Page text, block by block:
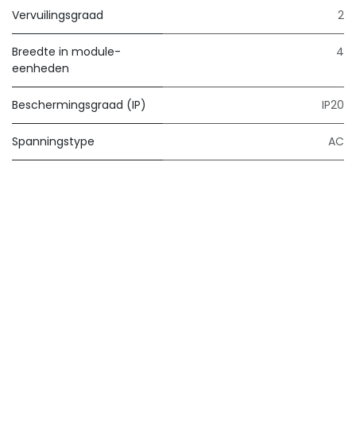
Vervuilingsgraad 2
Breedte in module-
eenheden
4
Beschermingsgraad (IP) IP20
Spanningstype AC